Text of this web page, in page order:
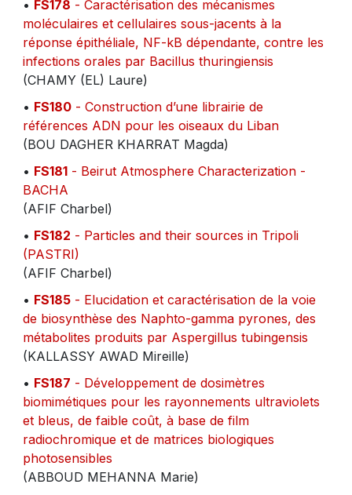
• FS178 - Caractérisation des mécanismes
moléculaires et cellulaires sous-jacents à la
réponse épithéliale, NF-kB dépendante, contre les
infections orales par Bacillus thuringiensis
(CHAMY (EL) Laure)
• FS180 - Construction d’une librairie de
références ADN pour les oiseaux du Liban
(BOU DAGHER KHARRAT Magda)
• FS181 - Beirut Atmosphere Characterization -
BACHA
(AFIF Charbel)
• FS182 - Particles and their sources in Tripoli
(PASTRI)
(AFIF Charbel)
• FS185 - Elucidation et caractérisation de la voie
de biosynthèse des Naphto-gamma pyrones, des
métabolites produits par Aspergillus tubingensis
(KALLASSY AWAD Mireille)
• FS187 - Développement de dosimètres
biomimétiques pour les rayonnements ultraviolets
et bleus, de faible coût, à base de film
radiochromique et de matrices biologiques
photosensibles
(ABBOUD MEHANNA Marie)